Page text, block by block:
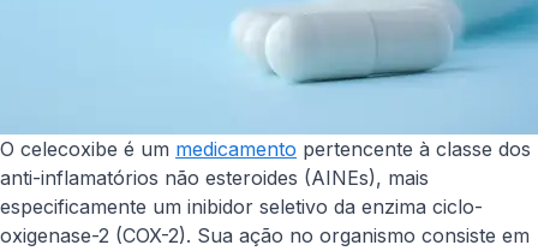
O celecoxibe é um medicamento pertencente à classe dos
anti-inflamatórios não esteroides (AINEs), mais
especificamente um inibidor seletivo da enzima ciclo-
oxigenase-2 (COX-2). Sua ação no organismo consiste em